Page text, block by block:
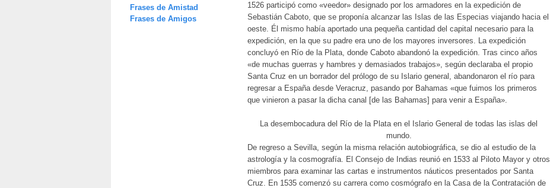
Frases de Amistad
Frases de Amigos
1526 participó como «veedor» designado por los armadores en la expedición de
Sebastián Caboto, que se proponía alcanzar las Islas de las Especias viajando hacia el
oeste. Él mismo había aportado una pequeña cantidad del capital necesario para la
expedición, en la que su padre era uno de los mayores inversores. La expedición
concluyó en Río de la Plata, donde Caboto abandonó la expedición. Tras cinco años
«de muchas guerras y hambres y demasiados trabajos», según declaraba el propio
Santa Cruz en un borrador del prólogo de su Islario general, abandonaron el río para
regresar a España desde Veracruz, pasando por Bahamas «que fuimos los primeros
que vinieron a pasar la dicha canal [de las Bahamas] para venir a España».
La desembocadura del Río de la Plata en el Islario General de todas las islas del
mundo.
De regreso a Sevilla, según la misma relación autobiográfica, se dio al estudio de la
astrología y la cosmografía. El Consejo de Indias reunió en 1533 al Piloto Mayor y otros
miembros para examinar las cartas e instrumentos náuticos presentados por Santa
Cruz. En 1535 comenzó su carrera como cosmógrafo en la Casa de la Contratación de